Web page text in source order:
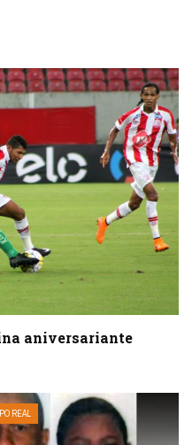
aniversariante
REAL